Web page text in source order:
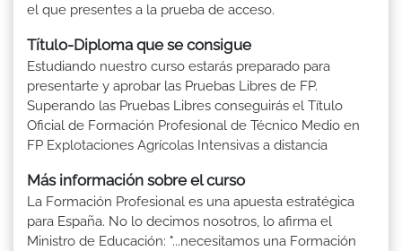
el que presentes a la prueba de acceso.
Título-Diploma que se consigue
Estudiando nuestro curso estarás preparado para
presentarte y aprobar las Pruebas Libres de FP.
Superando las Pruebas Libres conseguirás el Título
Oficial de Formación Profesional de Técnico Medio en
FP Explotaciones Agrícolas Intensivas a distancia
Más información sobre el curso
La Formación Profesional es una apuesta estratégica
para España. No lo decimos nosotros, lo afirma el
Ministro de Educación: "...necesitamos una Formación